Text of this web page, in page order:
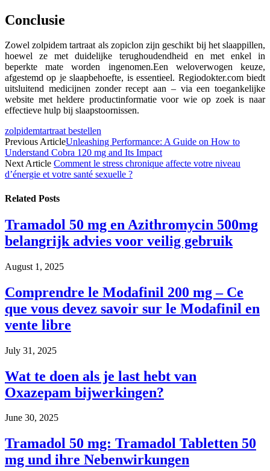
Conclusie
Zowel zolpidem tartraat als zopiclon zijn geschikt bij het slaappillen,
hoewel ze met duidelijke terughoudendheid en met enkel in
beperkte mate worden ingenomen.Een weloverwogen keuze,
afgestemd op je slaapbehoefte, is essentieel. Regiodokter.com biedt
uitsluitend medicijnen zonder recept aan – via een toegankelijke
website met heldere productinformatie voor wie op zoek is naar
effectieve hulp bij slaapstoornissen.
zolpidemtartraat bestellen
Previous ArticleUnleashing Performance: A Guide on How to
Understand Cobra 120 mg and Its Impact
Next Article Comment le stress chronique affecte votre niveau
d’énergie et votre santé sexuelle ?
Related Posts
Tramadol 50 mg en Azithromycin 500mg
belangrijk advies voor veilig gebruik
August 1, 2025
Comprendre le Modafinil 200 mg – Ce
que vous devez savoir sur le Modafinil en
vente libre
July 31, 2025
Wat te doen als je last hebt van
Oxazepam bijwerkingen?
June 30, 2025
Tramadol 50 mg: Tramadol Tabletten 50
mg und ihre Nebenwirkungen